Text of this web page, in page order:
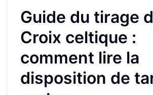
Guide du tirage
Croix celtique :
comment lire la
disposition de